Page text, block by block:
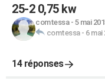
25-2 0,75 kw
comtessa- 5 mai
comtessa- 6 mai
14 réponses